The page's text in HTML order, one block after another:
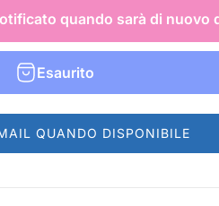
quando sarà di nuovo
Esaurito
QUANDO DISPONIBILE